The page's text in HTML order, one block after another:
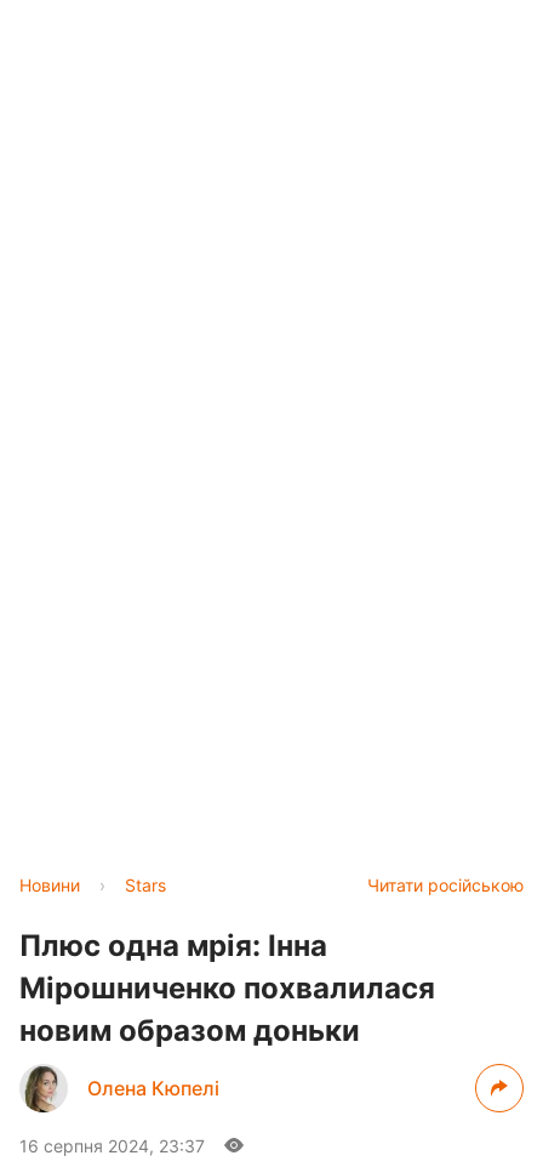
Читати російською
Новини › Stars
Плюс одна мрія: Інна
Мірошниченко похвалилася
новим образом доньки
Олена Кюпелі
16 серпня 2024, 23:37